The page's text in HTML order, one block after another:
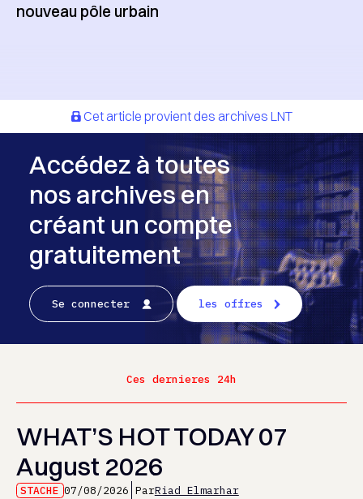
nouveau pôle urbain
Cet article provient des archives LNT
Accédez à toutes
nos archives en
créant un compte
gratuitement
Se connecter les offres
Ces dernieres 24h
WHAT’S HOT TODAY 07
August 2026
STACHE 07/08/2026 ParRiad Elmarhar